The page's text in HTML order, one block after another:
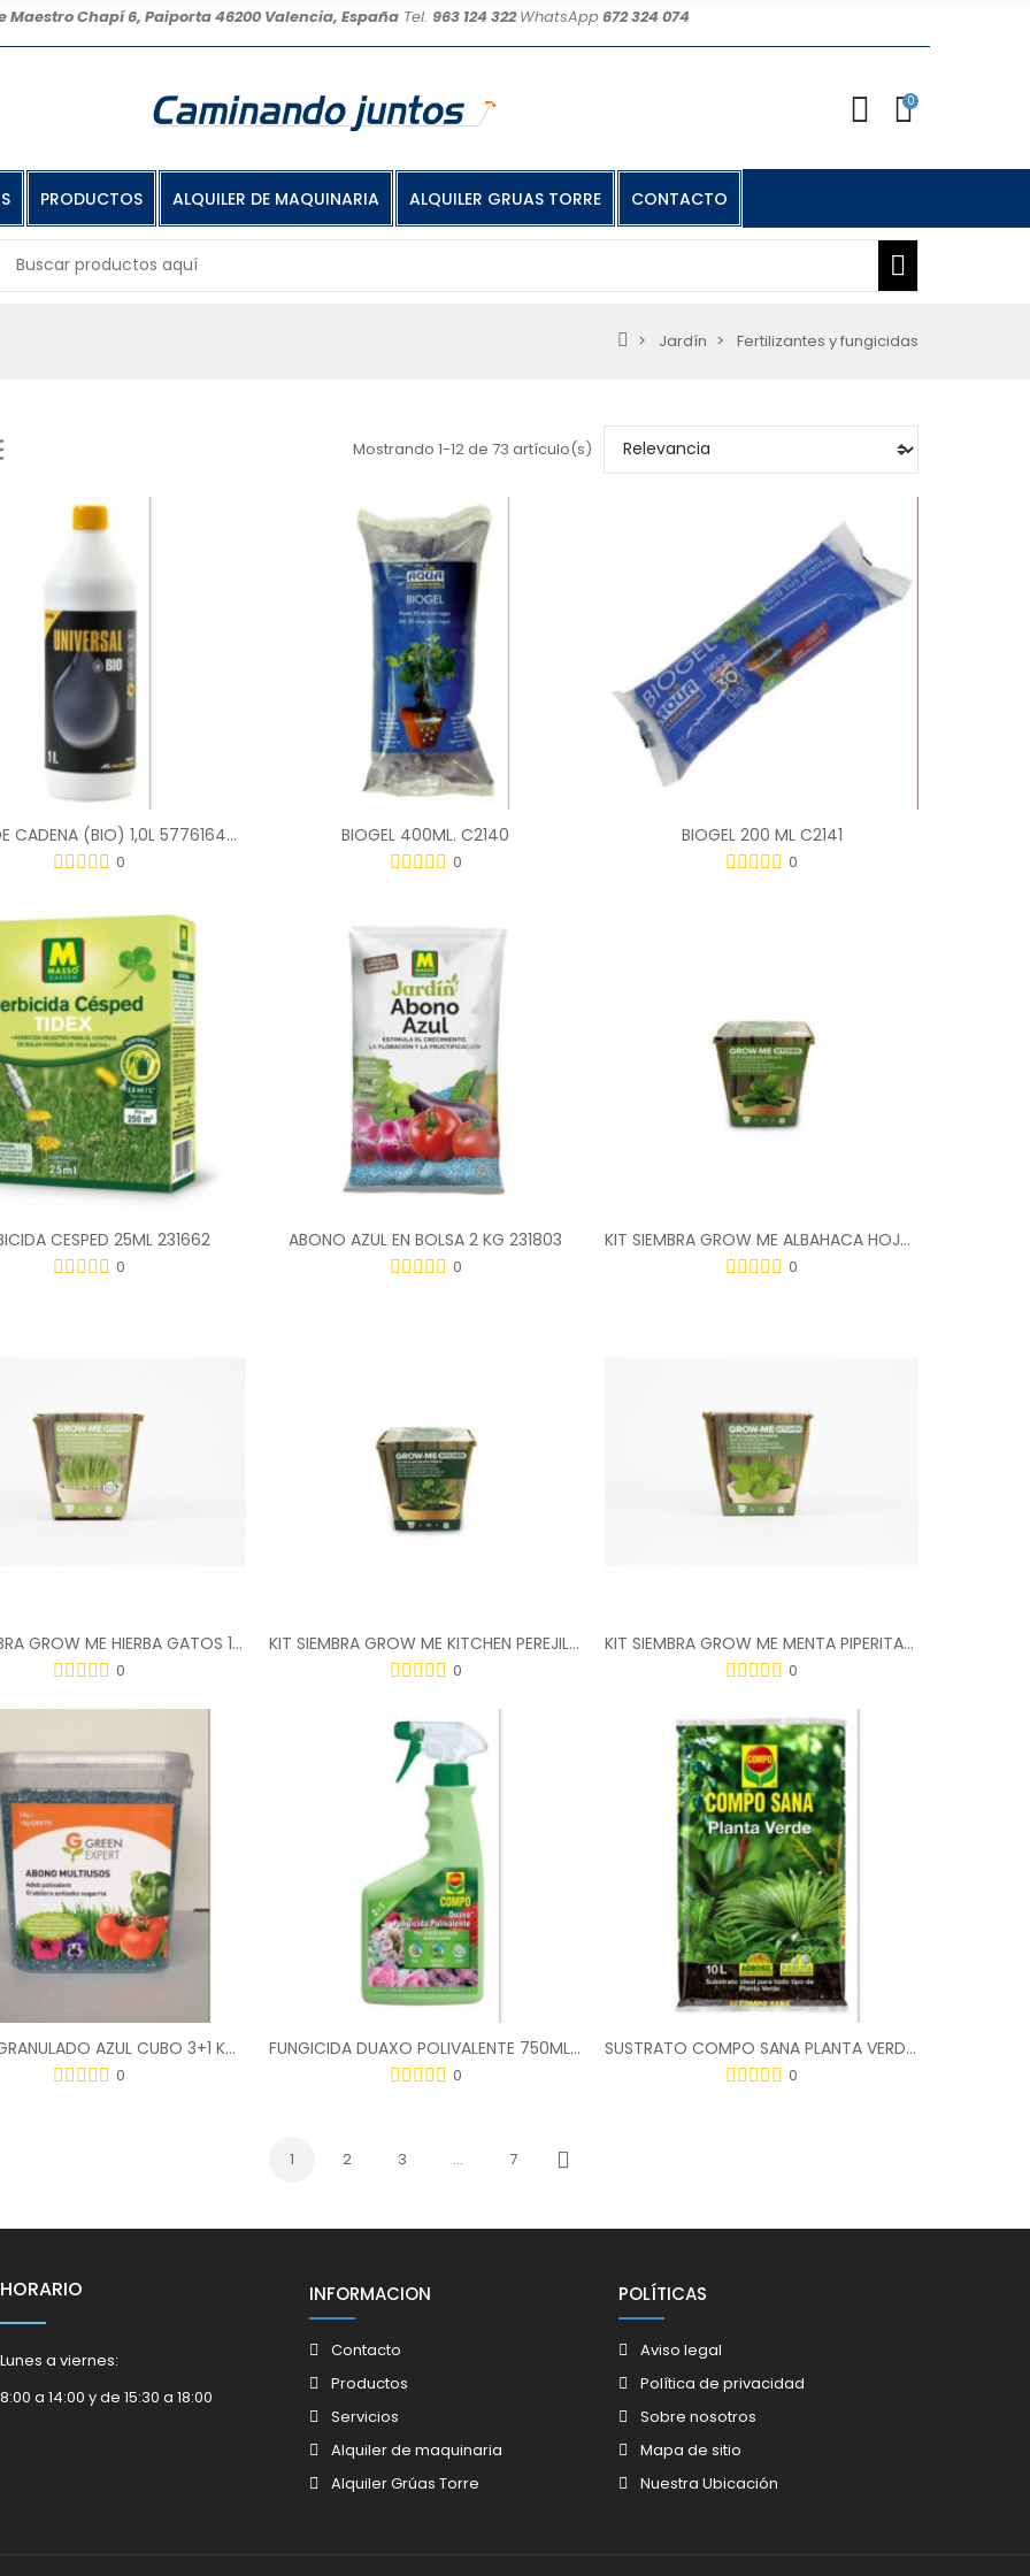
Maestro Chapí 6, Paiporta 46200 Valencia, EspañaTel. 963 124 322WhatsApp672 324 074
0
PRODUCTOS ALQUILER DE MAQUINARIA ALQUILER GRUAS TORRE CONTACTO
Jardín Fertilizantes y fungicidas
Mostrando 1-12 de 73 artículo(s)
ACEITE DE CADENA (BIO) 1,0L 577616408
0
BIOGEL 400ML. C2140
0
BIOGEL 200 ML C2141
0
CESPED 25ML 231662
0
ABONO AZUL EN BOLSA 2 KG 231803
0
KIT SIEMBRA GROW ME ALBAHACA HOJA ANCHA 1GR
0
KIT SIEMBRA GROW ME HIERBA GATOS 10GR
0
KIT SIEMBRA GROW ME KITCHEN PEREJIL GIGANTE 1GR
0
KIT SIEMBRA GROW ME MENTA PIPERITA 0,1GR
0
ABONO GRANULADO AZUL CUBO 3+1 KG.GREEN EXPERT
0
FUNGICIDA DUAXO POLIVALENTE 750ML. 1731302011
0
SUSTRATO COMPO SANA PLANTA VERDE 10L
0
1 2 3 … 7
Siguiente
HORARIO
Lunes a viernes:
8:00 a 14:00 y de 15:30 a 18:00
INFORMACION
Contacto
Productos
Servicios
Alquiler de maquinaria
Alquiler Grúas Torre
POLÍTICAS
Aviso legal
Política de privacidad
Sobre nosotros
Mapa de sitio
Nuestra Ubicación